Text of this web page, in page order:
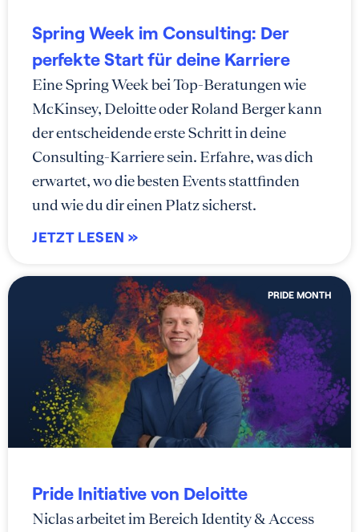
Spring Week im Consulting: Der
perfekte Start für deine Karriere
Eine Spring Week bei Top-Beratungen wie
McKinsey, Deloitte oder Roland Berger kann
der entscheidende erste Schritt in deine
Consulting-Karriere sein. Erfahre, was dich
erwartet, wo die besten Events stattfinden
und wie du dir einen Platz sicherst.
JETZT LESEN »
PRIDE MONTH
Pride Initiative von Deloitte
Niclas arbeitet im Bereich Identity & Access